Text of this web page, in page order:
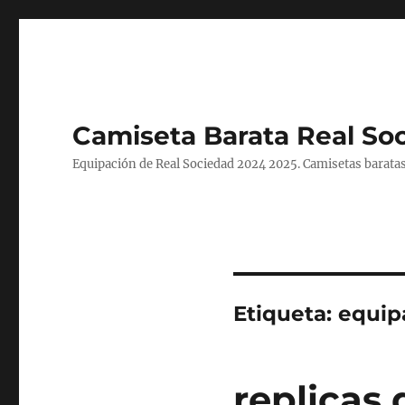
Camiseta Barata Real
Equipación de Real Sociedad 2024 2025. Camisetas
Etiqueta: